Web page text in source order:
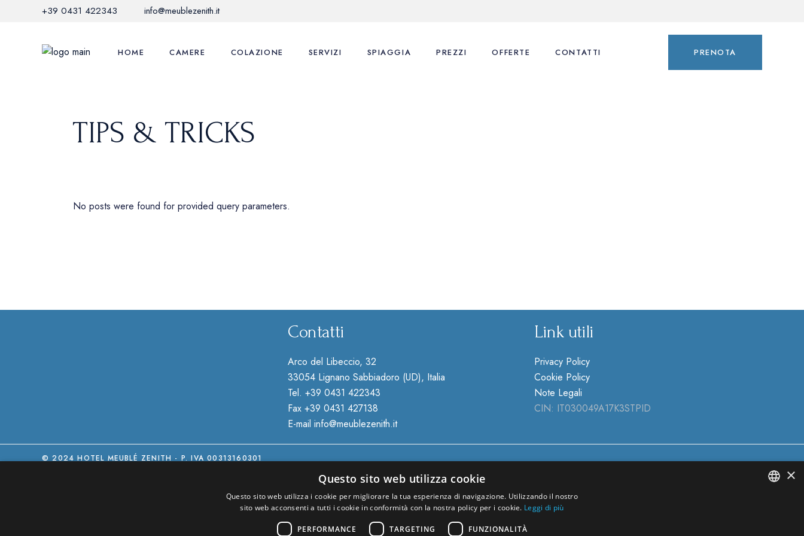
+39 0431 422343 info@meublezenith.it
HOME CAMERE COLAZIONE SERVIZI SPIAGGIA PREZZI OFFERTE CONTATTI PRENOTA
TIPS & TRICKS
No posts were found for provided query parameters.
Contatti
Arco del Libeccio, 32
33054 Lignano Sabbiadoro (UD), Italia
Tel.+39 0431 422343
Fax +39 0431 427138
E-mailinfo@meublezenith.it
Link utili
Privacy Policy
Cookie Policy
Note Legali
CIN: IT030049A17K3STPID
© 2024 HOTEL MEUBLÉ ZENITH - P. IVA 00313160301
×
Questo sito web utilizza cookie
Questo sito web utilizza i cookie per migliorare la tua esperienza di navigazione. Utilizzando il nostro
sito web acconsenti a tutti i cookie in conformità con la nostra policy per i cookie. Leggi di più
PERFORMANCE TARGETING FUNZIONALITÀ